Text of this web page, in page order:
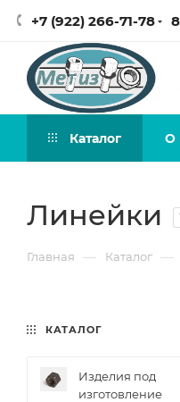
+7 (922) 266-71-78
Каталог О
Линейки
Главная — Каталог —
КАТАЛОГ
Изделия под
изготовление